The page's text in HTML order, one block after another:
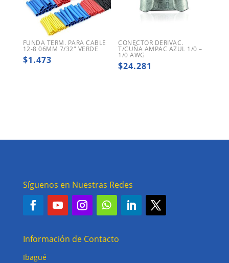
FUNDA TERM. PARA CABLE
12-8 06MM 7/32″ VERDE
$1.473
CONECTOR DERIVAC.
T/CUÑA AMPAC AZUL 1/0 –
1/0 AWG
$24.281
Síguenos en Nuestras Redes
Información de Contacto
Ibagué